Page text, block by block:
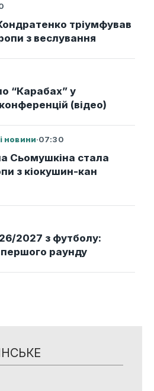
тріумфував
з веслування
“Карабах” у
конференцій (відео)
новини·07:30
Сьомушкіна стала
з кіокушин-кан
2027 з футболу:
раунду